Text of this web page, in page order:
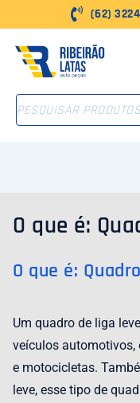
para
conteúdo
(62)
PESQUISAR
PRODUTOS
O que é:
O que é:
Um quadro de liga
veículos automotivos,
e motocicletas.
leve, esse tipo de